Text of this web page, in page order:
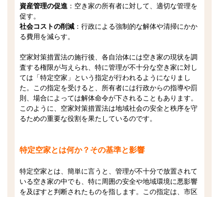
資産管理の促進 ：空き家の所有者に対して、適切な管理を
促す。
社会コストの削減 ：行政による強制的な解体や清掃にかか
る費用を減らす。
空家対策措置法の施行後、各自治体には空き家の現状を調
査する権限が与えられ、特に管理が不十分な空き家に対し
ては「特定空家」という指定が行われるようになりまし
た。この指定を受けると、所有者には行政からの指導や罰
則、場合によっては解体命令が下されることもあります。
このように、空家対策措置法は地域社会の安全と秩序を守
るための重要な役割を果たしているのです。
特定空家とは何か？その基準と影響
特定空家とは、簡単に言うと、管理が不十分で放置されて
いる空き家の中でも、特に周囲の安全や地域環境に悪影響
を及ぼすと判断されたものを指します。この指定は、市区